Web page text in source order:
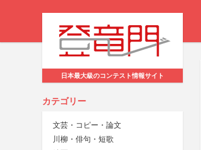
日本最大級のコンテスト情報サイト
カテゴリー
文芸・コピー・論文
川柳・俳句・短歌